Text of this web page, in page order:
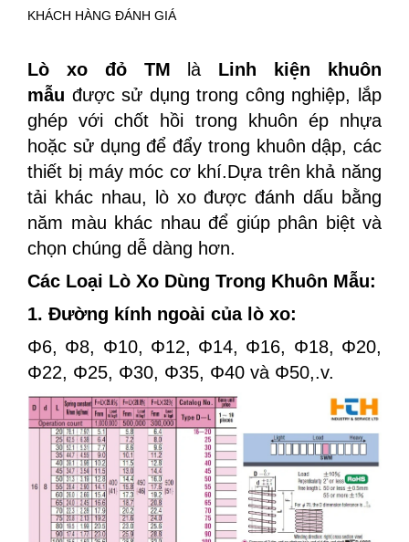
KHÁCH HÀNG ĐÁNH GIÁ
Lò xo đỏ TM là Linh kiện khuôn
mẫu được sử dụng trong công nghiệp, lắp
ghép với chốt hồi trong khuôn ép nhựa
hoặc sử dụng để đẩy trong khuôn dập, các
thiết bị máy móc cơ khí.Dựa trên khả năng
tải khác nhau, lò xo được đánh dấu bằng
năm màu khác nhau để giúp phân biệt và
chọn chúng dễ dàng hơn.
Các Loại Lò Xo Dùng Trong Khuôn Mẫu:
1. Đường kính ngoài của lò xo:
​​Φ6, Φ8, Φ10, Φ12, Φ14, Φ16, Φ18, Φ20,
Φ22, Φ25, Φ30, Φ35, Φ40 và Φ50,.v.